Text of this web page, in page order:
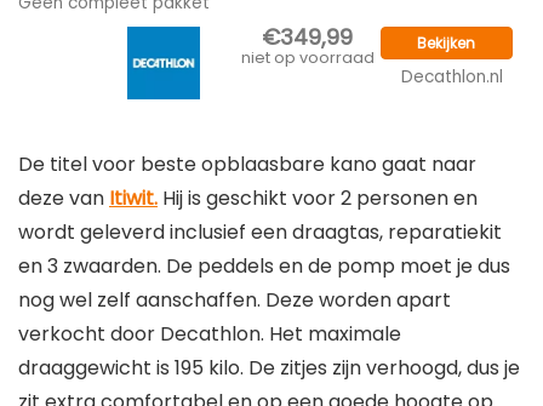
€349,99
niet op voorraad
Bekijken
Decathlon.nl
De titel voor beste opblaasbare kano gaat naar
deze van Itiwit.
Hij is geschikt voor 2 personen en
wordt geleverd inclusief een draagtas, reparatiekit
en 3 zwaarden. De peddels en de pomp moet je dus
nog wel zelf aanschaffen. Deze worden apart
verkocht door Decathlon. Het maximale
draaggewicht is 195 kilo. De zitjes zijn verhoogd, dus je
zit extra comfortabel en op een goede hoogte op